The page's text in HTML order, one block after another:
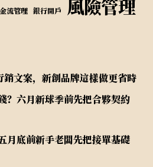
金流管理 銀行開戶 風險管理
文案，新創品牌這樣做更省時
？六月新球季前先把合夥契約
月底前新手老闆先把接單基礎